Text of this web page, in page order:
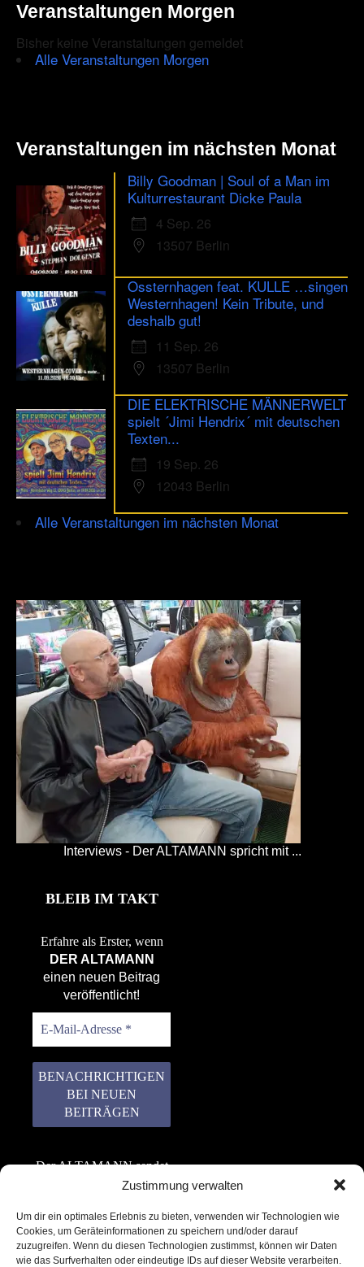
Zustimmung verwalten
Um dir ein optimales Erlebnis zu bieten, verwenden wir Technologien wie
Cookies, um Geräteinformationen zu speichern und/oder darauf
zuzugreifen. Wenn du diesen Technologien zustimmst, können wir Daten
wie das Surfverhalten oder eindeutige IDs auf dieser Website verarbeiten.
Veranstaltungen Morgen
Bisher keine Veranstaltungen gemeldet
Alle Veranstaltungen Morgen
Veranstaltungen im nächsten Monat
Billy Goodman | Soul of a Man im
Kulturrestaurant Dicke Paula
4 Sep. 26
13507 Berlin
Ossternhagen feat. KULLE …singen
Westernhagen! Kein Tribute, und
deshalb gut!
11 Sep. 26
13507 Berlin
DIE ELEKTRISCHE MÄNNERWELT
spielt ´Jimi Hendrix´ mit deutschen
Texten...
19 Sep. 26
12043 Berlin
Alle Veranstaltungen im nächsten Monat
Interviews - Der ALTAMANN spricht mit ...
BLEIB IM TAKT
Erfahre als Erster, wenn
DER ALTAMANN
einen neuen Beitrag
veröffentlicht!
Der ALTAMANN sendet
keinen Spam! Er gibt
weiter. Erfahre mehr in
unserer
Datenschutzerklärung.